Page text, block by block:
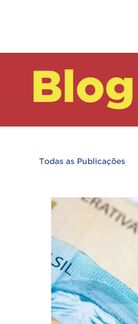
Todas as Publicações
ASSESSORIA
ASSOCIAÇÕES